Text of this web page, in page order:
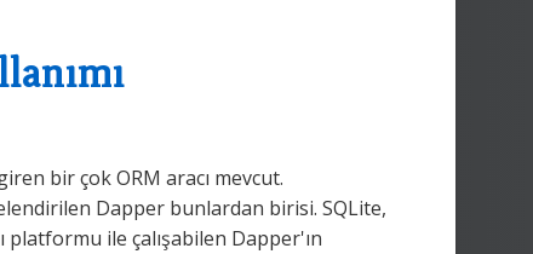
bir çok ORM aracı mevcut.
Dapper bunlardan birisi. SQLite,
platformu ile çalışabilen Dapper'ın